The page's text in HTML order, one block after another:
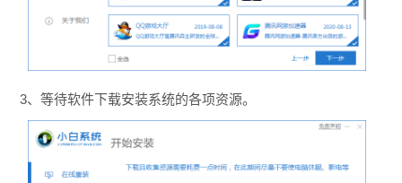
3、等待软件下载安装系统的各项资源。